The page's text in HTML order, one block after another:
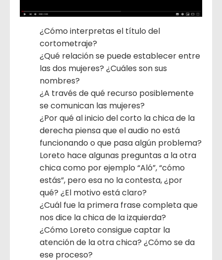
¿Cómo interpretas el título del
cortometraje?
¿Qué relación se puede establecer entre
las dos mujeres? ¿Cuáles son sus
nombres?
¿A través de qué recurso posiblemente
se comunican las mujeres?
¿Por qué al inicio del corto la chica de la
derecha piensa que el audio no está
funcionando o que pasa algún problema?
Loreto hace algunas preguntas a la otra
chica como por ejemplo “Aló”, “cómo
estás”, pero esa no la contesta, ¿por
qué? ¿El motivo está claro?
¿Cuál fue la primera frase completa que
nos dice la chica de la izquierda?
¿Cómo Loreto consigue captar la
atención de la otra chica? ¿Cómo se da
ese proceso?